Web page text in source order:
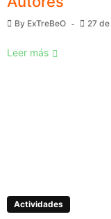
By ExTreBeO 27
Leer más
Actividades